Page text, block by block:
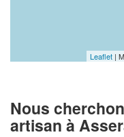
Leaflet |
Nous
artisan à